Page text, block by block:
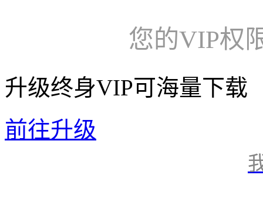
您的VIP权
升级终身VIP可海量下载
前往升级